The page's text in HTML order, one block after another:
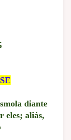
diante
eles; aliás,